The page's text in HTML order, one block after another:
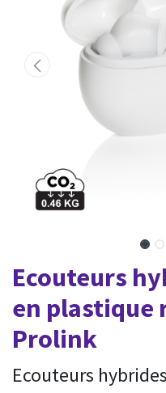
Ecouteurs
en plastique
Prolink
Ecouteurs